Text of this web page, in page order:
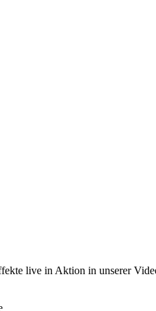
live in Aktion in unserer